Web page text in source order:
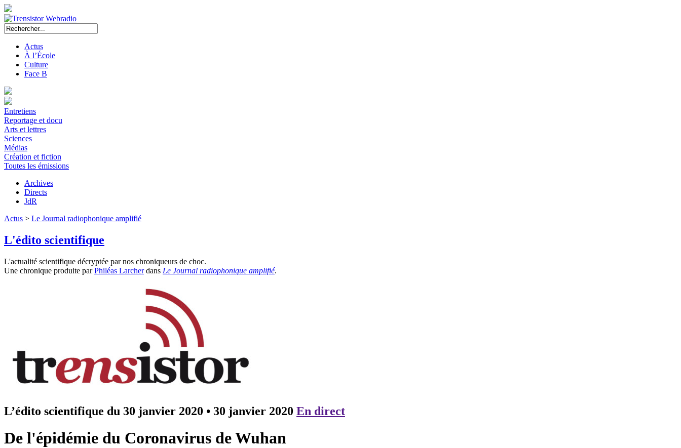
Actus
À l’École
Culture
Face B
Entretiens
Reportage et docu
Arts et lettres
Sciences
Médias
Création et fiction
Toutes les émissions
Archives
Directs
JdR
Actus > Le Journal radiophonique amplifié
L'édito scientifique
L'actualité scientifique décryptée par nos chroniqueurs de choc.
Une chronique produite parPhiléas Larcherdans Le Journal radiophonique amplifié.
L’édito scientifique du 30 janvier 2020 • 30 janvier 2020 En direct
De l'épidémie du Coronavirus de Wuhan